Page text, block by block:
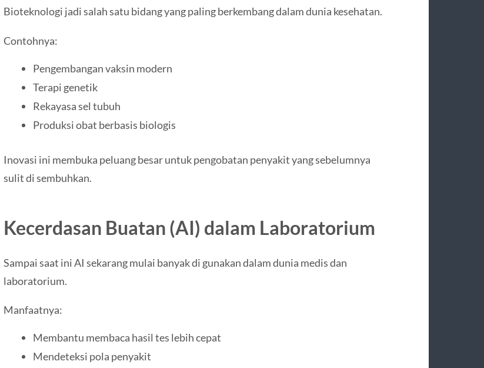
Bioteknologi jadi salah satu bidang yang paling berkembang dalam dunia kesehatan.
Contohnya:
Pengembangan vaksin modern
Terapi genetik
Rekayasa sel tubuh
Produksi obat berbasis biologis
Inovasi ini membuka peluang besar untuk pengobatan penyakit yang sebelumnya
sulit di sembuhkan.
Kecerdasan Buatan (AI) dalam Laboratorium
Sampai saat ini AI sekarang mulai banyak di gunakan dalam dunia medis dan
laboratorium.
Manfaatnya:
Membantu membaca hasil tes lebih cepat
Mendeteksi pola penyakit